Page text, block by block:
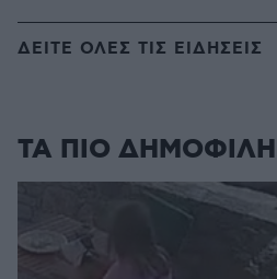
ΔΕΙΤΕ ΟΛΕΣ ΤΙΣ ΕΙΔΗΣΕΙΣ
ΤΑ ΠΙΟ ΔΗΜΟΦΙΛΗ